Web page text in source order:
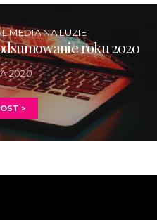
MEDIA NA LUZIE
roku 2020
2020
>